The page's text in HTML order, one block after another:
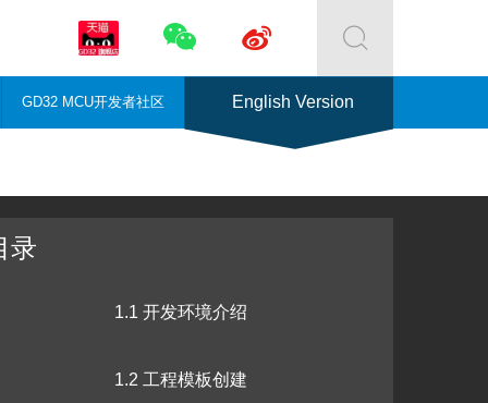

 
GD32 MCU开发者社区 English Version
录
1.1 开发环境介绍
1.2 工程模板创建